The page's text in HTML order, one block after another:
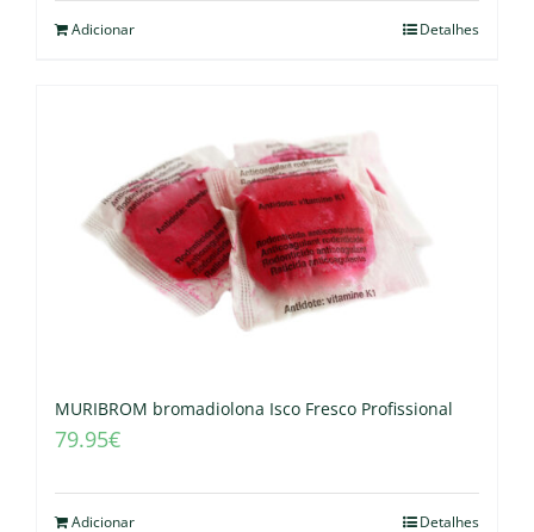
Adicionar Detalhes
MURIBROM bromadiolona Isco Fresco Profissional
79.95€
Adicionar Detalhes